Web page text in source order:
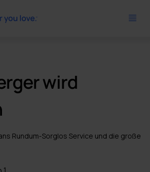
wird
Rundum-Sorglos Service und die große